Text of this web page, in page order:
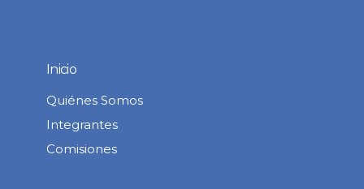
Inicio
Quiénes Somos
Integrantes
Comisiones